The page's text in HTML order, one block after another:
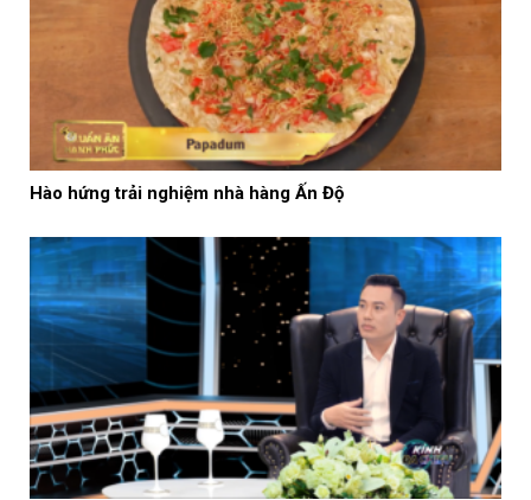
Hào hứng trải nghiệm nhà hàng Ấn Độ